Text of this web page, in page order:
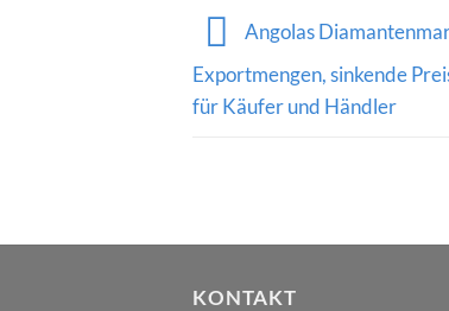
Angolas
Exportmengen, sinkende
für Käufer und Händler
KONTAKT